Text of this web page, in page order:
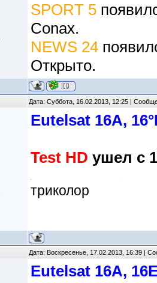
SPORT 5
Conax.
NEWS 24
Открыто.
Дата: Суббота, 16.02.2013, 12:25 |
Eutelsat 16A,
Test HD ушел с
триколор
Дата: Воскресенье, 17.02.2013, 16:39 |
Eutelsat 16A,